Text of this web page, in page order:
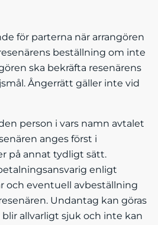
för parterna när arrangören
beställning om inte
ska bekräfta resenärens
Ångerrätt gäller inte vid
person i vars namn avtalet
anges först i
på annat tydligt sätt.
enligt
och eventuell avbeställning
Undantag kan göras
allvarligt sjuk och inte kan